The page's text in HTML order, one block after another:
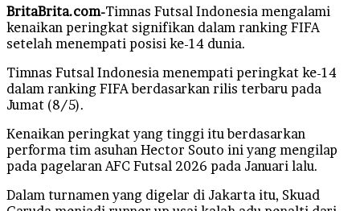
BritaBrita.com-Timnas Futsal Indonesia mengalami
kenaikan peringkat signifikan dalam ranking FIFA
setelah menempati posisi ke-14 dunia.
Timnas Futsal Indonesia menempati peringkat ke-14
dalam ranking FIFA berdasarkan rilis terbaru pada
Jumat (8/5).
Kenaikan peringkat yang tinggi itu berdasarkan
performa tim asuhan Hector Souto ini yang mengilap
pada pagelaran AFC Futsal 2026 pada Januari lalu.
Dalam turnamen yang digelar di Jakarta itu, Skuad